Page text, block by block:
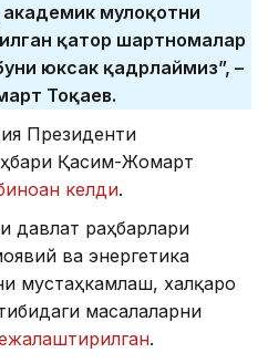
мулоқотни
қатор шартномалар
юксак қадрлаймиз”, –
Тоқаев.
Президенти
Қасим-Жомарт
келди.
давлат раҳбарлари
ва энергетика
мустаҳкамлаш, халқаро
масалаларни
.